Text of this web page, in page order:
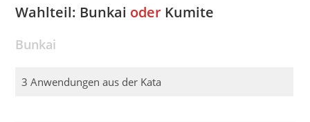
Wahlteil: Bunkai oder Kumite
Bunkai
3 Anwendungen aus der Kata